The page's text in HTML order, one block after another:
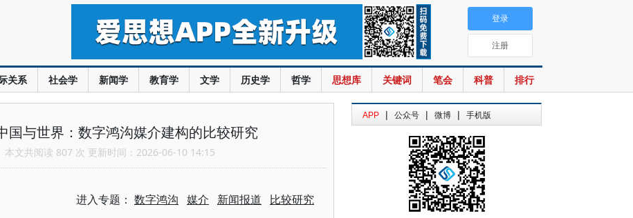
关系 社会学 新闻学 教育学 文学 历史学 哲学 思想库 关键词 笔会 科普 排行
登录
注册
国与世界：数字鸿沟媒介建构的比较研究
本文共阅读 807 次 更新时间：2026-06-10 14:15
进入专题： 数字鸿沟 媒介 新闻报道 比较研究
APP | 公众号 | 微博 | 手机版